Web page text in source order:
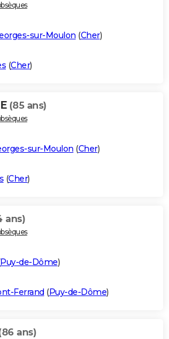
sur-Moulon (Cher)
(Cher)
(85 ans)
sur-Moulon (Cher)
(Cher)
ans)
Puy-de-Dôme)
Ferrand (Puy-de-Dôme)
ans)